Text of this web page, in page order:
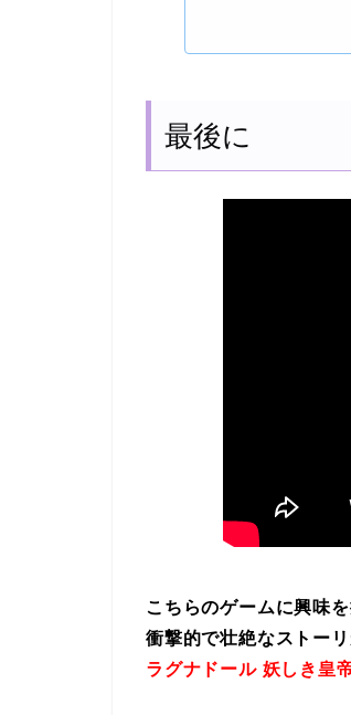
最後に
こちらのゲームに興味
衝撃的で壮絶なストー
ラグナドール 妖しき皇